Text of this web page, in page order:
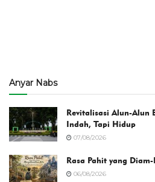
Anyar Nabs
Revitalisasi Alun-Alun
Indah, Tapi Hidup
07/08/2026
Rasa Pahit yang
06/08/2026